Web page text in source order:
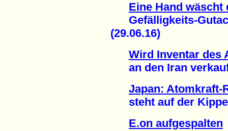
Eine Hand wäscht
Gefälligkeits-
(29.06.16)
Wird Inventar des
an den Iran
Japan: Atomkraft-
steht auf der Kippe
E.on aufgespalten